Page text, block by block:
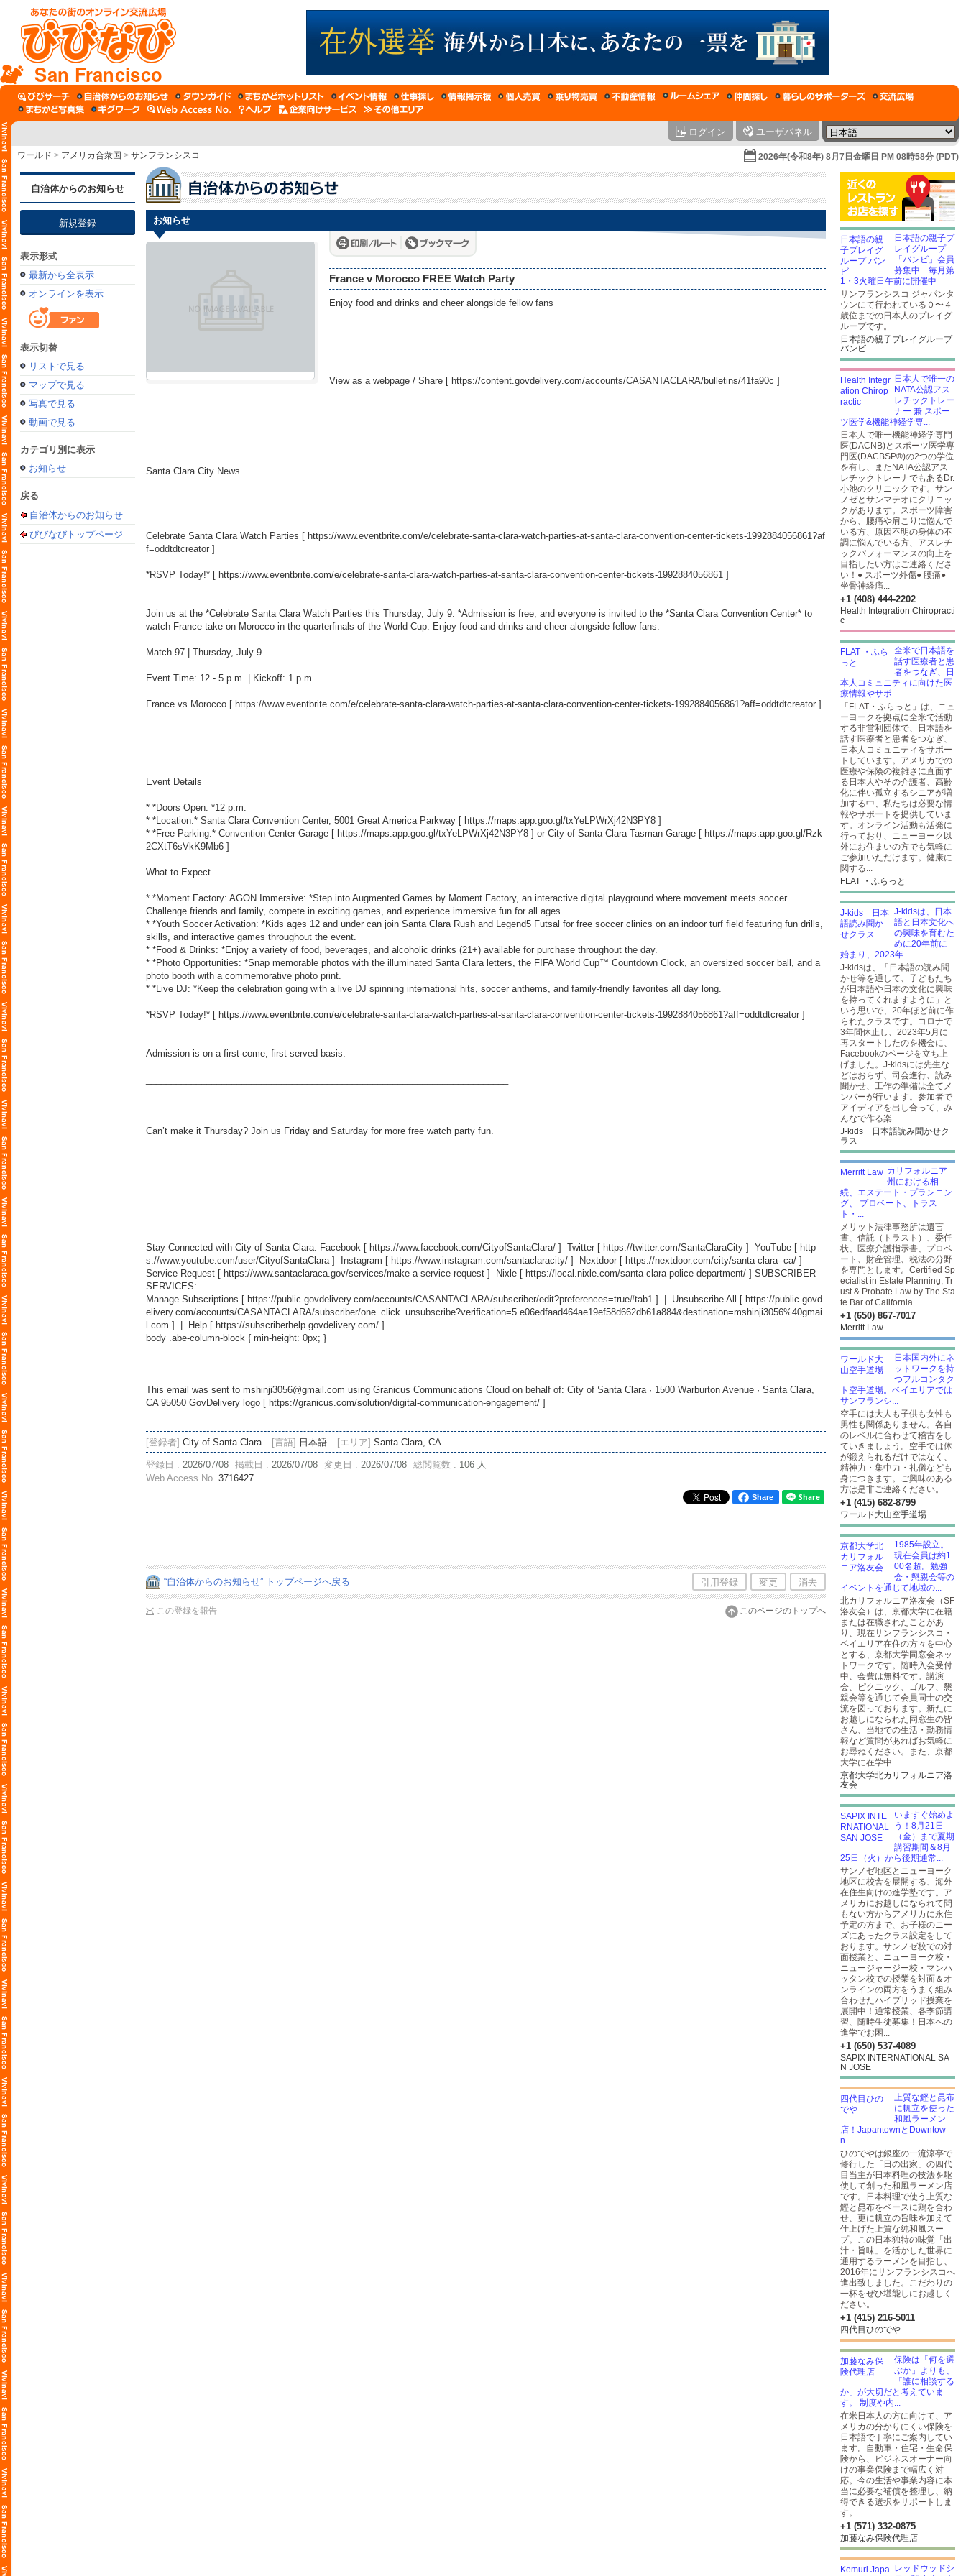
San Francisco
ログイン ユーザパネル
ワールド > アメリカ合衆国 > サンフランシスコ 2026年(令和8年) 8月7日金曜日 PM 08時58分 (PDT)
自治体からのお知らせ
新規登録
表示形式
最新から全表示
オンラインを表示
表示切替
リストで見る
マップで見る
写真で見る
動画で見る
カテゴリ別に表示
お知らせ
戻る
自治体からのお知らせ
びびなびトップページ
お知らせ
France v Morocco FREE Watch Party
Enjoy food and drinks and cheer alongside fellow fans
View as a webpage / Share [ https://content.govdelivery.com/accounts/CASANTACLARA/bulletins/41fa90c ]
Santa Clara City News
Celebrate Santa Clara Watch Parties [ https://www.eventbrite.com/e/celebrate-santa-clara-watch-parties-at-santa-clara-convention-center-tickets-1992884056861?af
f=oddtdtcreator ]
*RSVP Today!* [ https://www.eventbrite.com/e/celebrate-santa-clara-watch-parties-at-santa-clara-convention-center-tickets-1992884056861 ]
Join us at the *Celebrate Santa Clara Watch Parties this Thursday, July 9. *Admission is free, and everyone is invited to the *Santa Clara Convention Center* to
watch France take on Morocco in the quarterfinals of the World Cup. Enjoy food and drinks and cheer alongside fellow fans.
Match 97 | Thursday, July 9
Event Time: 12 - 5 p.m. | Kickoff: 1 p.m.
France vs Morocco [ https://www.eventbrite.com/e/celebrate-santa-clara-watch-parties-at-santa-clara-convention-center-tickets-1992884056861?aff=oddtdtcreator ]
Event Details
* *Doors Open: *12 p.m.
* *Location:* Santa Clara Convention Center, 5001 Great America Parkway [ https://maps.app.goo.gl/txYeLPWrXj42N3PY8 ]
* *Free Parking:* Convention Center Garage [ https://maps.app.goo.gl/txYeLPWrXj42N3PY8 ] or City of Santa Clara Tasman Garage [ https://maps.app.goo.gl/Rzk
2CXtT6sVkK9Mb6 ]
What to Expect
* *Moment Factory: AGON Immersive: *Step into Augmented Games by Moment Factory, an interactive digital playground where movement meets soccer.
Challenge friends and family, compete in exciting games, and experience immersive fun for all ages.
* *Youth Soccer Activation: *Kids ages 12 and under can join Santa Clara Rush and Legend5 Futsal for free soccer clinics on an indoor turf field featuring fun drills,
skills, and interactive games throughout the event.
* *Food & Drinks: *Enjoy a variety of food, beverages, and alcoholic drinks (21+) available for purchase throughout the day.
* *Photo Opportunities: *Snap memorable photos with the illuminated Santa Clara letters, the FIFA World Cup™ Countdown Clock, an oversized soccer ball, and a
photo booth with a commemorative photo print.
* *Live DJ: *Keep the celebration going with a live DJ spinning international hits, soccer anthems, and family-friendly favorites all day long.
*RSVP Today!* [ https://www.eventbrite.com/e/celebrate-santa-clara-watch-parties-at-santa-clara-convention-center-tickets-1992884056861?aff=oddtdtcreator ]
Admission is on a first-come, first-served basis.
Can’t make it Thursday? Join us Friday and Saturday for more free watch party fun.
Stay Connected with City of Santa Clara: Facebook [ https://www.facebook.com/CityofSantaClara/ ] Twitter [ https://twitter.com/SantaClaraCity ] YouTube [ http
s://www.youtube.com/user/CityofSantaClara] Instagram [ https://www.instagram.com/santaclaracity/ ] Nextdoor [ https://nextdoor.com/city/santa-clara--ca/ ]
Service Request [ https://www.santaclaraca.gov/services/make-a-service-request ] Nixle [ https://local.nixle.com/santa-clara-police-department/ ] SUBSCRIBER
SERVICES:
Manage Subscriptions [ https://public.govdelivery.com/accounts/CASANTACLARA/subscriber/edit?preferences=true#tab1 ] | Unsubscribe All [ https://public.govd
elivery.com/accounts/CASANTACLARA/subscriber/one_click_unsubscribe?verification=5.e06edfaad464ae19ef58d662db61a884&destination=mshinji3056%40gmai
l.com ] | Help [ https://subscriberhelp.govdelivery.com/ ]
body .abe-column-block { min-height: 0px; }
This email was sent to mshinji3056@gmail.com using Granicus Communications Cloud on behalf of: City of Santa Clara · 1500 Warburton Avenue · Santa Clara,
CA 95050 GovDelivery logo [ https://granicus.com/solution/digital-communication-engagement/ ]
[登録者] City of Santa Clara [言語] 日本語 [エリア] Santa Clara, CA
登録日 : 2026/07/08 掲載日 : 2026/07/08 変更日 : 2026/07/08 総閲覧数 : 106 人
Web Access No. 3716427
Share
“自治体からのお知らせ” トップページへ戻る 引用登録 変更 消去
この登録を報告 このページのトップへ
日本語の親子プ
レイグループ
「バンビ」会員
募集中 毎月第
1・3火曜日午前に開催中
サンフランシスコ ジャパンタ
ウンにて行われている０〜４
歳位までの日本人のプレイグ
ループです。
日本語の親子プレイグループ
バンビ
日本人で唯一の
NATA公認アス
レチックトレー
ナー 兼 スポー
ツ医学&機能神経学専...
日本人で唯一機能神経学専門
医(DACNB)とスポーツ医学専
門医(DACBSP®)の2つの学位
を有し、またNATA公認アス
レチックトレーナでもあるDr.
小池のクリニックです。サン
ノゼとサンマテオにクリニッ
クがあります。スポーツ障害
から、腰痛や肩こりに悩んで
いる方、原因不明の身体の不
調に悩んでいる方、アスレチ
ックパフォーマンスの向上を
目指したい方はご連絡くださ
い！● スポーツ外傷● 腰痛●
坐骨神経痛...
+1 (408) 444-2202
Health Integration Chiropracti
c
全米で日本語を
話す医療者と患
者をつなぎ、日
本人コミュニティに向けた医
療情報やサポ...
「FLAT・ふらっと」は、ニュ
ーヨークを拠点に全米で活動
する非営利団体で、日本語を
話す医療者と患者をつなぎ、
日本人コミュニティをサポー
トしています。アメリカでの
医療や保険の複雑さに直面す
る日本人やその介護者、高齢
化に伴い孤立するシニアが増
加する中、私たちは必要な情
報やサポートを提供していま
す。オンライン活動も活発に
行っており、ニューヨーク以
外にお住まいの方でも気軽に
ご参加いただけます。健康に
関する...
FLAT ・ふらっと
J-kidsは、日本
語と日本文化へ
の興味を育むた
めに20年前に
始まり、2023年...
J-kidsは、「日本語の読み聞
かせ等を通して、子どもたち
が日本語や日本の文化に興味
を持ってくれますように」と
いう思いで、20年ほど前に作
られたクラスです。コロナで
3年間休止し、2023年5月に
再スタートしたのを機会に、
Facebookのページを立ち上
げました。J-kidsには先生な
どはおらず、司会進行、読み
聞かせ、工作の準備は全てメ
ンバーが行います。参加者で
アイディアを出し合って、み
んなで作る楽...
J-kids 日本語読み聞かせク
ラス
カリフォルニア
州における相
続、エステート・プランニン
グ、 プロベート、トラス
ト・...
メリット法律事務所は遺言
書、信託（トラスト）、委任
状、医療介護指示書、プロベ
ート、財産管理、税法の分野
を専門とします。Certified Sp
ecialist in Estate Planning, Tr
ust & Probate Law by The Sta
te Bar of California
+1 (650) 867-7017
Merritt Law
日本国内外にネ
ットワークを持
つフルコンタク
ト空手道場。ベイエリアでは
サンフランシ...
空手には大人も子供も女性も
男性も関係ありません。各自
のレベルに合わせて稽古をし
ていきましょう。空手では体
が鍛えられるだけではなく、
精神力・集中力・礼儀なども
身につきます。ご興味のある
方は是非ご連絡ください。
+1 (415) 682-8799
ワールド大山空手道場
1985年設立。
現在会員は約1
00名超。勉強
会・懇親会等の
イベントを通じて地域の...
北カリフォルニア洛友会（SF
洛友会）は、京都大学に在籍
または在職されたことがあ
り、現在サンフランシスコ・
ベイエリア在住の方々を中心
とする、京都大学同窓会ネッ
トワークです。随時入会受付
中、会費は無料です。講演
会、ピクニック、ゴルフ、懇
親会等を通じて会員同士の交
流を図っております。新たに
お越しになられた同窓生の皆
さん、当地での生活・勤務情
報など質問があればお気軽に
お尋ねください。また、京都
大学に在学中...
京都大学北カリフォルニア洛
友会
いますぐ始めよ
う！8月21日
（金）まで夏期
講習期間＆8月
25日（火）から後期通常...
サンノゼ地区とニューヨーク
地区に校舎を展開する、海外
在住生向けの進学塾です。ア
メリカにお越しになられて間
もない方からアメリカに永住
予定の方まで、お子様のニー
ズにあったクラス設定をして
おります。サンノゼ校での対
面授業と、ニューヨーク校・
ニュージャージー校・マンハ
ッタン校での授業を対面＆オ
ンラインの両方をうまく組み
合わせたハイブリッド授業を
展開中！通常授業、各季節講
習、随時生徒募集！日本への
進学でお困...
+1 (650) 537-4089
SAPIX INTERNATIONAL SA
N JOSE
上質な鰹と昆布
に帆立を使った
和風ラーメン
店！JapantownとDowntow
n...
ひのでやは銀座の一流涼亭で
修行した「日の出家」の四代
目当主が日本料理の技法を駆
使して創った和風ラーメン店
です。日本料理で使う上質な
鰹と昆布をベースに鶏を合わ
せ、更に帆立の旨味を加えて
仕上げた上質な純和風スー
プ。この日本独特の味覚「出
汁・旨味」を活かした世界に
通用するラーメンを目指し、
2016年にサンフランシスコへ
進出致しました。こだわりの
一杯をぜひ堪能しにお越しく
ださい。
+1 (415) 216-5011
四代目ひのでや
保険は「何を選
ぶか」よりも、
「誰に相談する
か」が大切だと考えていま
す。 制度や内...
在米日本人の方に向けて、ア
メリカの分かりにくい保険を
日本語で丁寧にご案内してい
ます。自動車・住宅・生命保
険から、ビジネスオーナー向
けの事業保険まで幅広く対
応。今の生活や事業内容に本
当に必要な補償を整理し、納
得できる選択をサポートしま
す。
+1 (571) 332-0875
加藤なみ保険代理店
レッドウッドシ